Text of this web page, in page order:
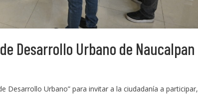
Desarrollo Urbano de Naucalpan
Desarrollo Urbano” para invitar a la ciudadanía a participar,